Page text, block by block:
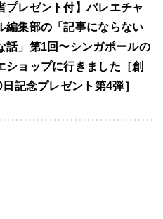
プレゼント付】バレエチャ
編集部の「記事にならない
話」第1回〜シンガポールの
ショップに行きました［創
記念プレゼント第4弾］